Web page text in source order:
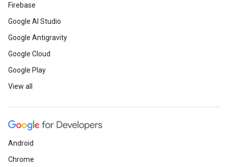
Firebase
Google AI Studio
Google Antigravity
Google Cloud
Google Play
View all
Android
Chrome